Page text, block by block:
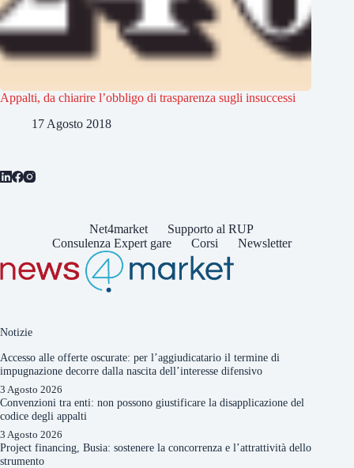
Appalti, da chiarire l’obbligo di trasparenza sugli insuccessi
17 Agosto 2018
Net4market
Supporto al RUP
Consulenza Expert gare
Corsi Newsletter
Notizie
Accesso alle offerte oscurate: per l’aggiudicatario il termine di
impugnazione decorre dalla nascita dell’interesse difensivo
3 Agosto 2026
Convenzioni tra enti: non possono giustificare la disapplicazione del
codice degli appalti
3 Agosto 2026
Project financing, Busia: sostenere la concorrenza e l’attrattività dello
strumento